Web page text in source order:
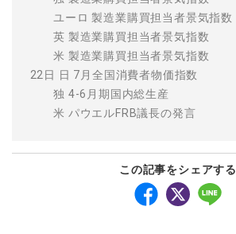
ユーロ 製造業購買担当者景気指数
英 製造業購買担当者景気指数
米 製造業購買担当者景気指数
22日 日 7月全国消費者物価指数
独 4-6月期国内総生産
米 パウエルFRB議長の発言
この記事をシェアする